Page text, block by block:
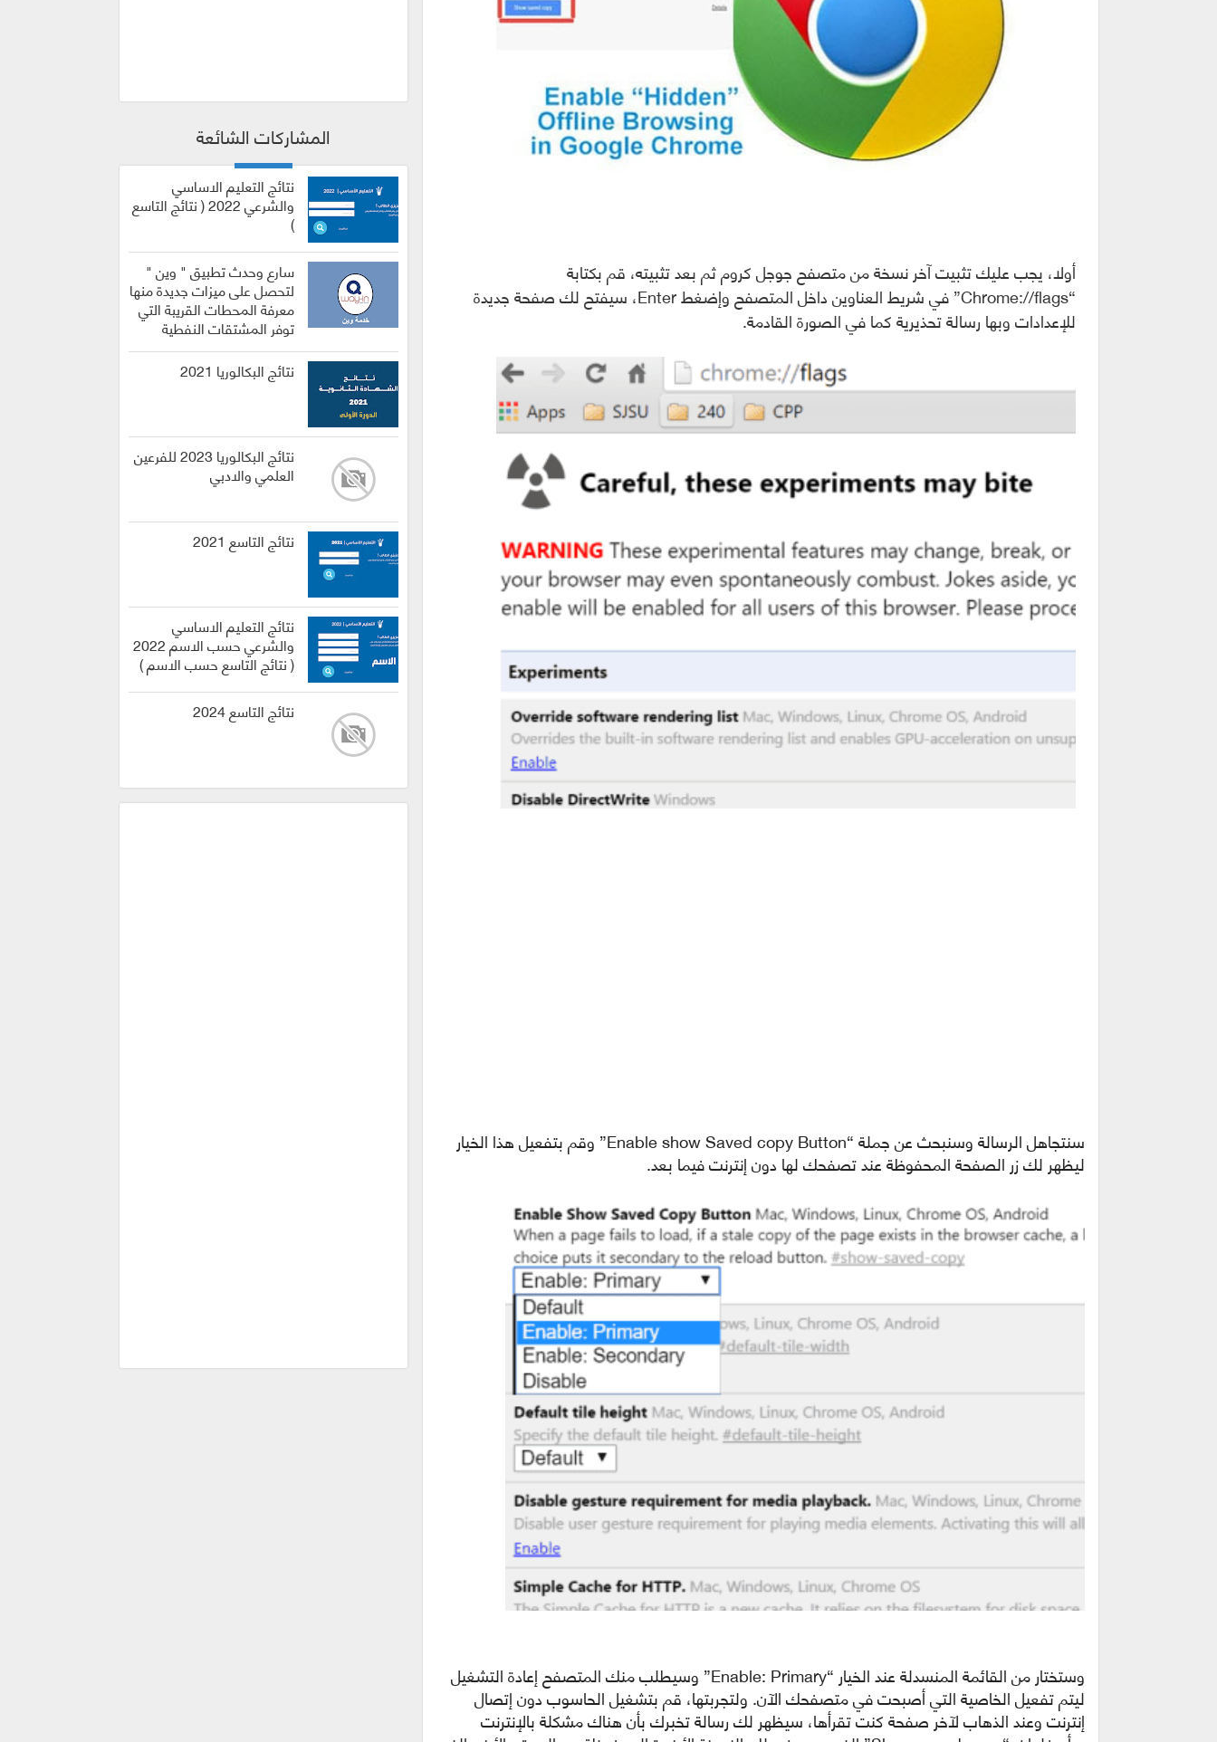
أولا، يجب عليك تثبيت آخر نسخة من متصفح جوجل كروم ثم بعد تثبيته، قم بكتابة
“Chrome://flags” في شريط العناوين داخل المتصفح وإضغط Enter، سيفتح لك صفحة جديدة
للإعدادات وبها رسالة تحذيرية كما في الصورة القادمة.
سنتجاهل الرسالة وسنبحث عن جملة “Enable show Saved copy Button” وقم بتفعيل هذا الخيار
ليظهر لك زر الصفحة المحفوظة عند تصفحك لها دون إنترنت فيما بعد.
وستختار من القائمة المنسدلة عند الخيار “Enable: Primary” وسيطلب منك المتصفح إعادة التشغيل
ليتم تفعيل الخاصية التي أصبحت في متصفحك الآن. ولتجربتها، قم بتشغيل الحاسوب دون إتصال
إنترنت وعند الذهاب لآخر صفحة كنت تقرأها، سيظهر لك رسالة تخبرك بأن هناك مشكلة بالإنترنت
المشاركات الشائعة
نتائج التعليم الاساسي
والشرعي 2022 ( نتائج التاسع
)
سارع وحدث تطبيق " وين "
لتحصل على ميزات جديدة منها
معرفة المحطات القريبة التي
توفر المشتقات النفطية
نتائج البكالوريا 2021
نتائج البكالوريا 2023 للفرعين
العلمي والادبي
نتائج التاسع 2021
نتائج التعليم الاساسي
والشرعي حسب الاسم 2022
( نتائج التاسع حسب الاسم )
نتائج التاسع 2024